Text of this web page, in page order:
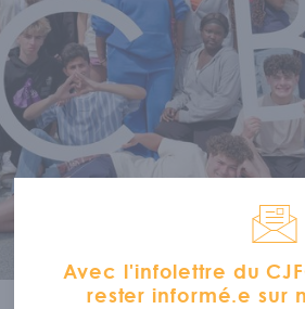
Avec l'infolettre du
rester informé.e sur